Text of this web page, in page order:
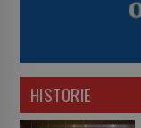
HISTORIE